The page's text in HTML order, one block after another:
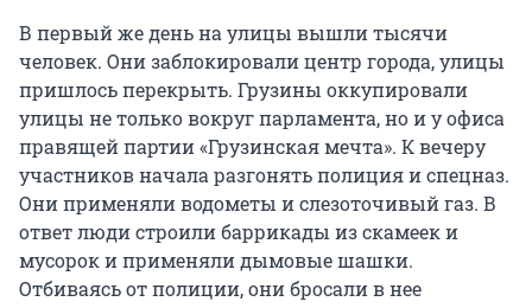
В первый же день на улицы вышли тысячи
человек. Они заблокировали центр города, улицы
пришлось перекрыть. Грузины оккупировали
улицы не только вокруг парламента, но и у офиса
правящей партии «Грузинская мечта». К вечеру
участников начала разгонять полиция и спецназ.
Они применяли водометы и слезоточивый газ. В
ответ люди строили баррикады из скамеек и
мусорок и применяли дымовые шашки.
Отбиваясь от полиции, они бросали в нее